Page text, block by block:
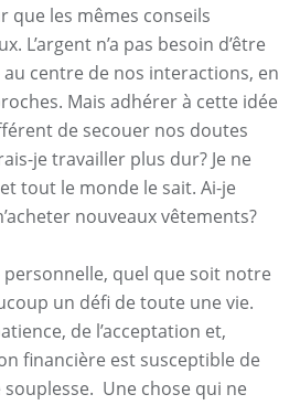
que les mêmes conseils
L’argent n’a pas besoin d’être
centre de nos interactions, en
Mais adhérer à cette idée
de secouer nos doutes
je travailler plus dur? Je ne
tout le monde le sait. Ai-je
nouveaux vêtements?
quel que soit notre
un défi de toute une vie.
de l’acceptation et,
financière est susceptible de
Une chose qui ne